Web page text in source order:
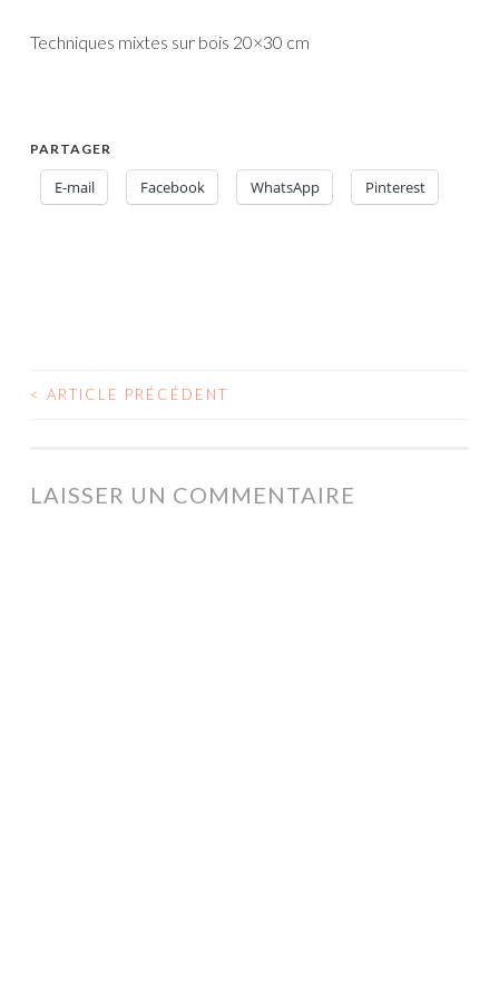
Techniques mixtes sur bois 20×30 cm
PARTAGER
E-mail Facebook WhatsApp Pinterest
NAVIGATION
ARTICLES
< ARTICLE PRÉCÉDENT
LAISSER UN COMMENTAIRE